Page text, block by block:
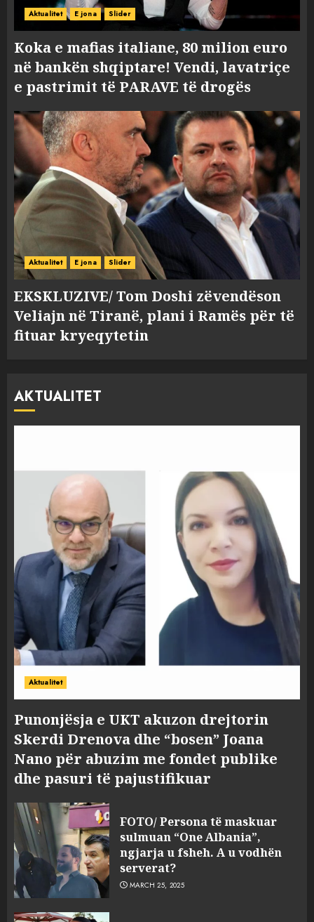
Aktualitet E jona Slider
Koka e mafias italiane, 80 milion euro
në bankën shqiptare! Vendi, lavatriçe
e pastrimit të PARAVE të drogës
Aktualitet E jona Slider
EKSKLUZIVE/ Tom Doshi zëvendëson
Veliajn në Tiranë, plani i Ramës për të
fituar kryeqytetin
AKTUALITET
Aktualitet
Punonjësja e UKT akuzon drejtorin
Skerdi Drenova dhe “bosen” Joana
Nano për abuzim me fondet publike
dhe pasuri të pajustifikuar
FOTO/ Persona të maskuar
sulmuan “One Albania”,
ngjarja u fsheh. A u vodhën
serverat?
MARCH 25, 2025